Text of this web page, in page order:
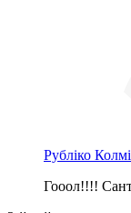
Рубліко
Гооол!!!!